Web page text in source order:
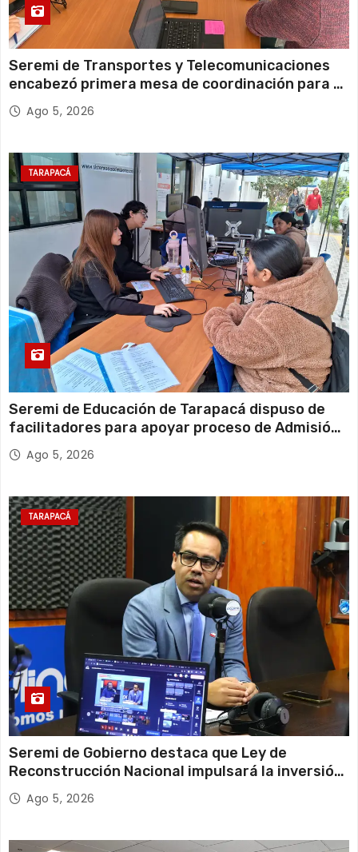
Seremi de Transportes y Telecomunicaciones
encabezó primera mesa de coordinación para el
retiro de cables en desuso en Iquique
Ago 5, 2026
TARAPACÁ
Seremi de Educación de Tarapacá dispuso de
facilitadores para apoyar proceso de Admisión
Escolar 2027
Ago 5, 2026
TARAPACÁ
Seremi de Gobierno destaca que Ley de
Reconstrucción Nacional impulsará la inversión
y el empleo en Tarapacá
Ago 5, 2026